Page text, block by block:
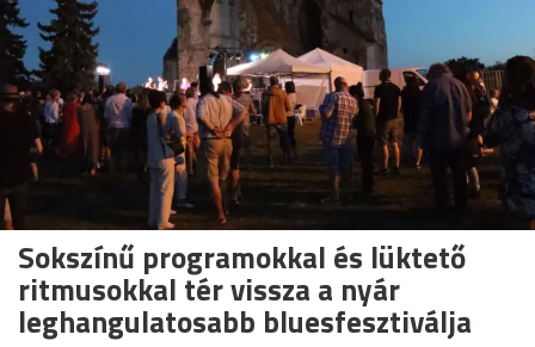
Sokszínű programokkal és lüktető
ritmusokkal tér vissza a nyár
leghangulatosabb bluesfesztiválja